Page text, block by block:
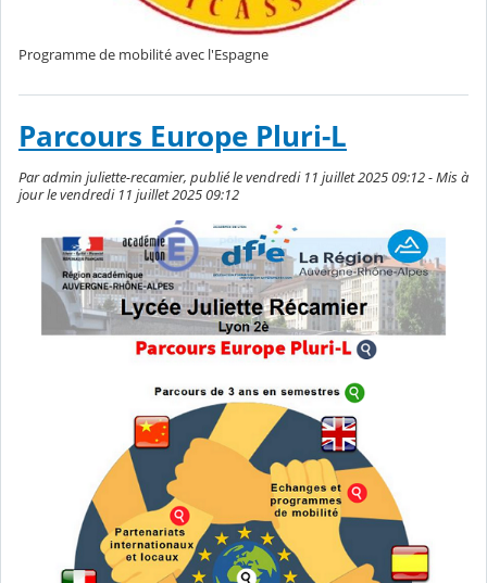
Programme de mobilité avec l'Espagne
Parcours Europe Pluri-L
Par admin juliette-recamier, publié le vendredi 11 juillet 2025 09:12 - Mis à
jour le vendredi 11 juillet 2025 09:12